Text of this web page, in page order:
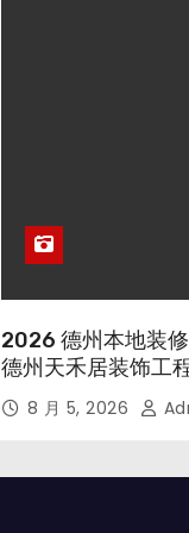
2026 德州本地装
德州天禾居装饰工
8 月 5, 2026